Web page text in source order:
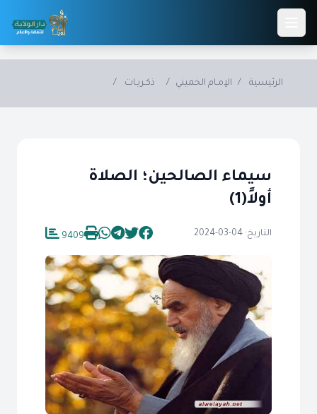
Skip to main content
الرئيسية / الإمـام الخميني / ذكـريـات /
سيماء الصالحين؛ الصلاة
أولاً(1)
التاريخ: 04-03-2024 9409